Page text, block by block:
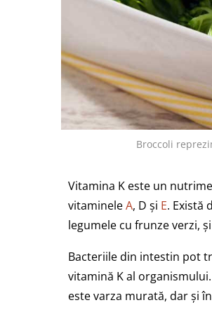
Broccoli
Vitamina K este un
vitamineleA, D și E. Există
legumele cu frunze verzi,
Bacteriile din intestin pot
vitamină K al
este varza murată, dar și